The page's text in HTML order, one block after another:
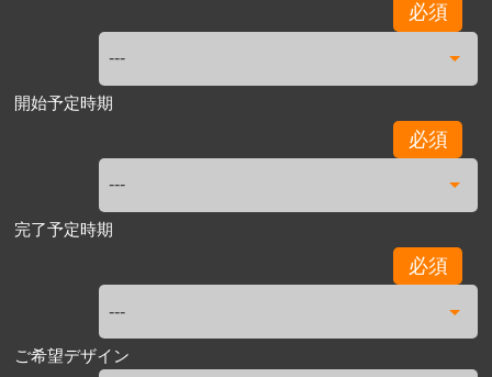
必須
開始予定時期
必須
完了予定時期
必須
ご希望デザイン